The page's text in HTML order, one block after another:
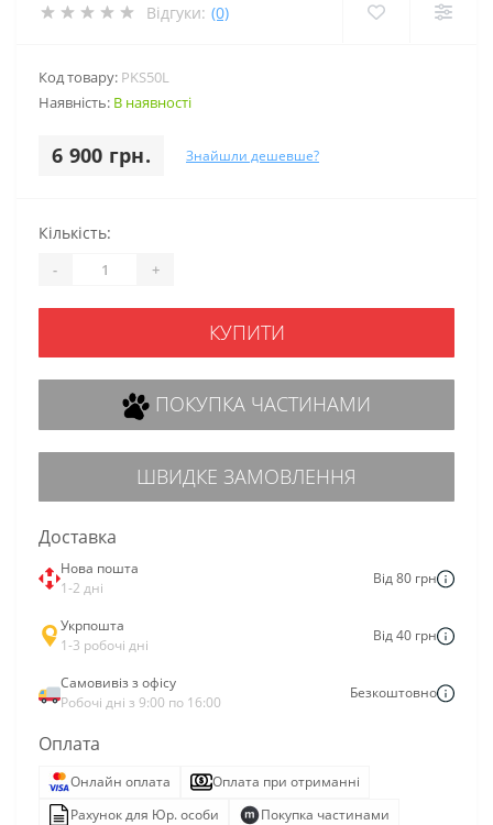
Відгуки: (0)
Код товару: PKS50L
Наявність: В наявності
6 900 грн. Знайшли дешевше?
Кількість:
- +
КУПИТИ
ПОКУПКА ЧАСТИНАМИ
ШВИДКЕ ЗАМОВЛЕННЯ
Доставка
Нова пошта
1-2 дні
Від 80 грн
Укрпошта
1-3 робочі дні
Від 40 грн
Самовивіз з офісу
Робочі дні з 9:00 по 16:00
Безкоштовно
Оплата
Онлайн оплата
Оплата при отриманні
Рахунок для Юр. особи
Покупка частинами